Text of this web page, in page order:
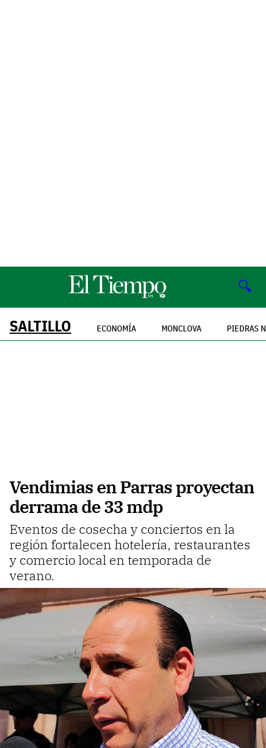
🔍
SALTILLO ECONOMÍA MONCLOVA PIEDRAS
Vendimias en Parras proyectan
derrama de 33 mdp
Eventos de cosecha y conciertos en la
región fortalecen hotelería, restaurantes
y comercio local en temporada de
verano.